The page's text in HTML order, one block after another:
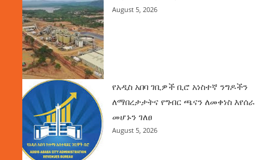
August 5, 2026
የአዲስ አበባ ገቢዎች ቢሮ አነስተኛ ንግዶችን
ለማበረታታትና የግብር ጫናን ለመቀነስ እየሰራ
መሆኑን ገለፀ
August 5, 2026